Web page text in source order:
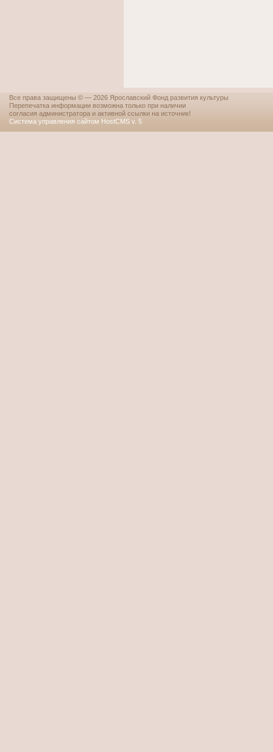
Все права защищены © — 2026 Ярославский Фонд развития культуры
Перепечатка информации возможна только при наличии
согласия администратора и активной ссылки на источник!
Система управления сайтом HostCMS v. 5